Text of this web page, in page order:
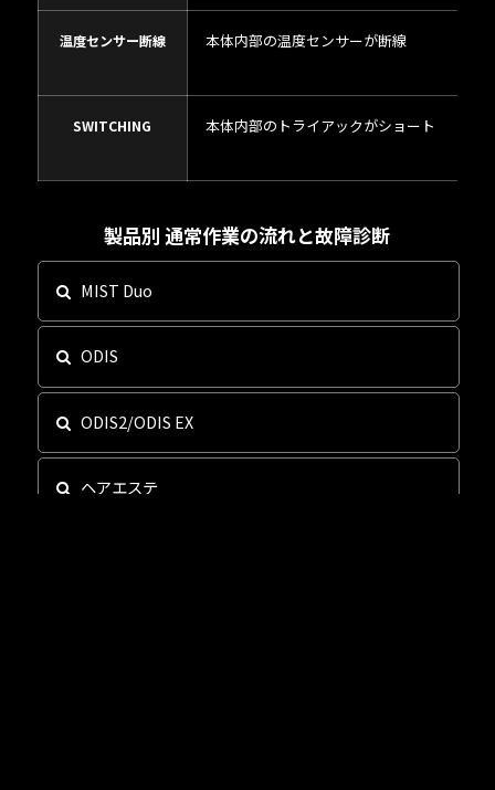
問合せ
問合せ
温度センサー断線 本体内部の温度センサーが断線
SWITCHING 本体内部のトライアックがショート
製品別 通常作業の流れと故障診断
MIST Duo
ODIS
ODIS2/ODIS EX
ヘアエステ